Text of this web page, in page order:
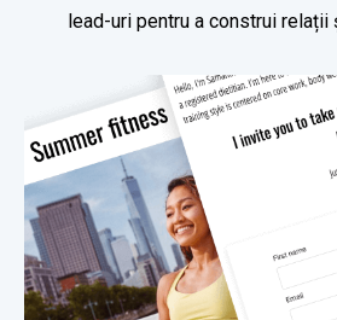
lead-uri pentru a construi relații